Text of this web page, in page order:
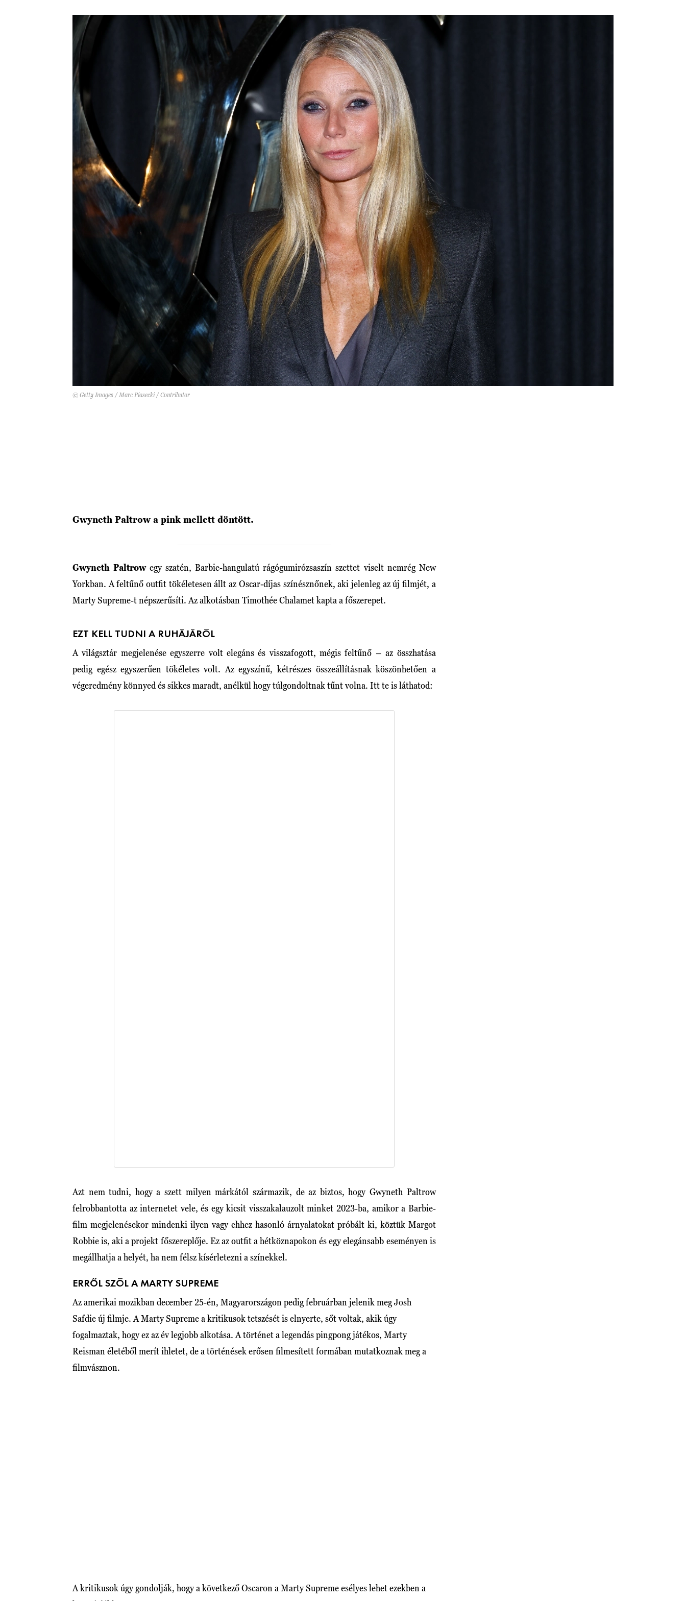
© Getty Images / Marc Piasecki / Contributor
Gwyneth Paltrow a pink mellett döntött.
Gwyneth Paltrowegy szatén, Barbie-hangulatú rágógumirózsaszín szettet viselt nemrég New
Yorkban. A feltűnő outfit tökéletesen állt az Oscar-díjas színésznőnek, aki jelenleg az új filmjét, a
Marty Supreme-t népszerűsíti. Az alkotásban Timothée Chalamet kapta a főszerepet.
EZT KELL TUDNI A RUHÁJÁRÓL
A világsztár megjelenése egyszerre volt elegáns és visszafogott, mégis feltűnő – az összhatása
pedig egész egyszerűen tökéletes volt. Az egyszínű, kétrészes összeállításnak köszönhetően a
végeredmény könnyed és sikkes maradt, anélkül hogy túlgondoltnak tűnt volna. Itt te is láthatod:
Azt nem tudni, hogy a szett milyen márkától származik, de az biztos, hogy Gwyneth Paltrow
felrobbantotta az internetet vele, és egy kicsit visszakalauzolt minket 2023-ba, amikor a Barbie-
film megjelenésekor mindenki ilyen vagy ehhez hasonló árnyalatokat próbált ki, köztük Margot
Robbie is, aki a projekt főszereplője. Ez az outfit a hétköznapokon és egy elegánsabb eseményen is
megállhatja a helyét, ha nem félsz kísérletezni a színekkel.
ERRŐL SZÓL A MARTY SUPREME
Az amerikai mozikban december 25-én, Magyarországon pedig februárban jelenik meg Josh
Safdie új filmje. A Marty Supreme a kritikusok tetszését is elnyerte, sőt voltak, akik úgy
fogalmaztak, hogy ez az év legjobb alkotása. A történet a legendás pingpong játékos, Marty
Reisman életéből merít ihletet, de a történések erősen filmesített formában mutatkoznak meg a
filmvásznon.
A kritikusok úgy gondolják, hogy a következő Oscaron a Marty Supreme esélyes lehet ezekben a